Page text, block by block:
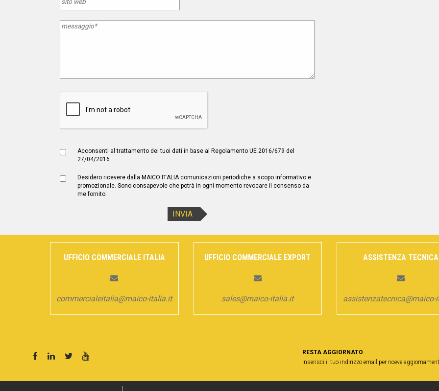
Acconsenti al trattamento dei tuoi dati in base al Regolamento UE 2016/679 del
27/04/2016
Desidero ricevere dalla MAICO ITALIA comunicazioni periodiche a scopo informativo e
promozionale. Sono consapevole che potrà in ogni momento revocare il consenso da
me fornito.
UFFICIO COMMERCIALE ITALIA
commercialeitalia@maico-italia.it
UFFICIO COMMERCIALE EXPORT
sales@maico-italia.it
ASSISTENZA TECNICA
assistenzatecnica@maico-
RESTA AGGIORNATO
Inserisci il tuo indirizzo email per riceve